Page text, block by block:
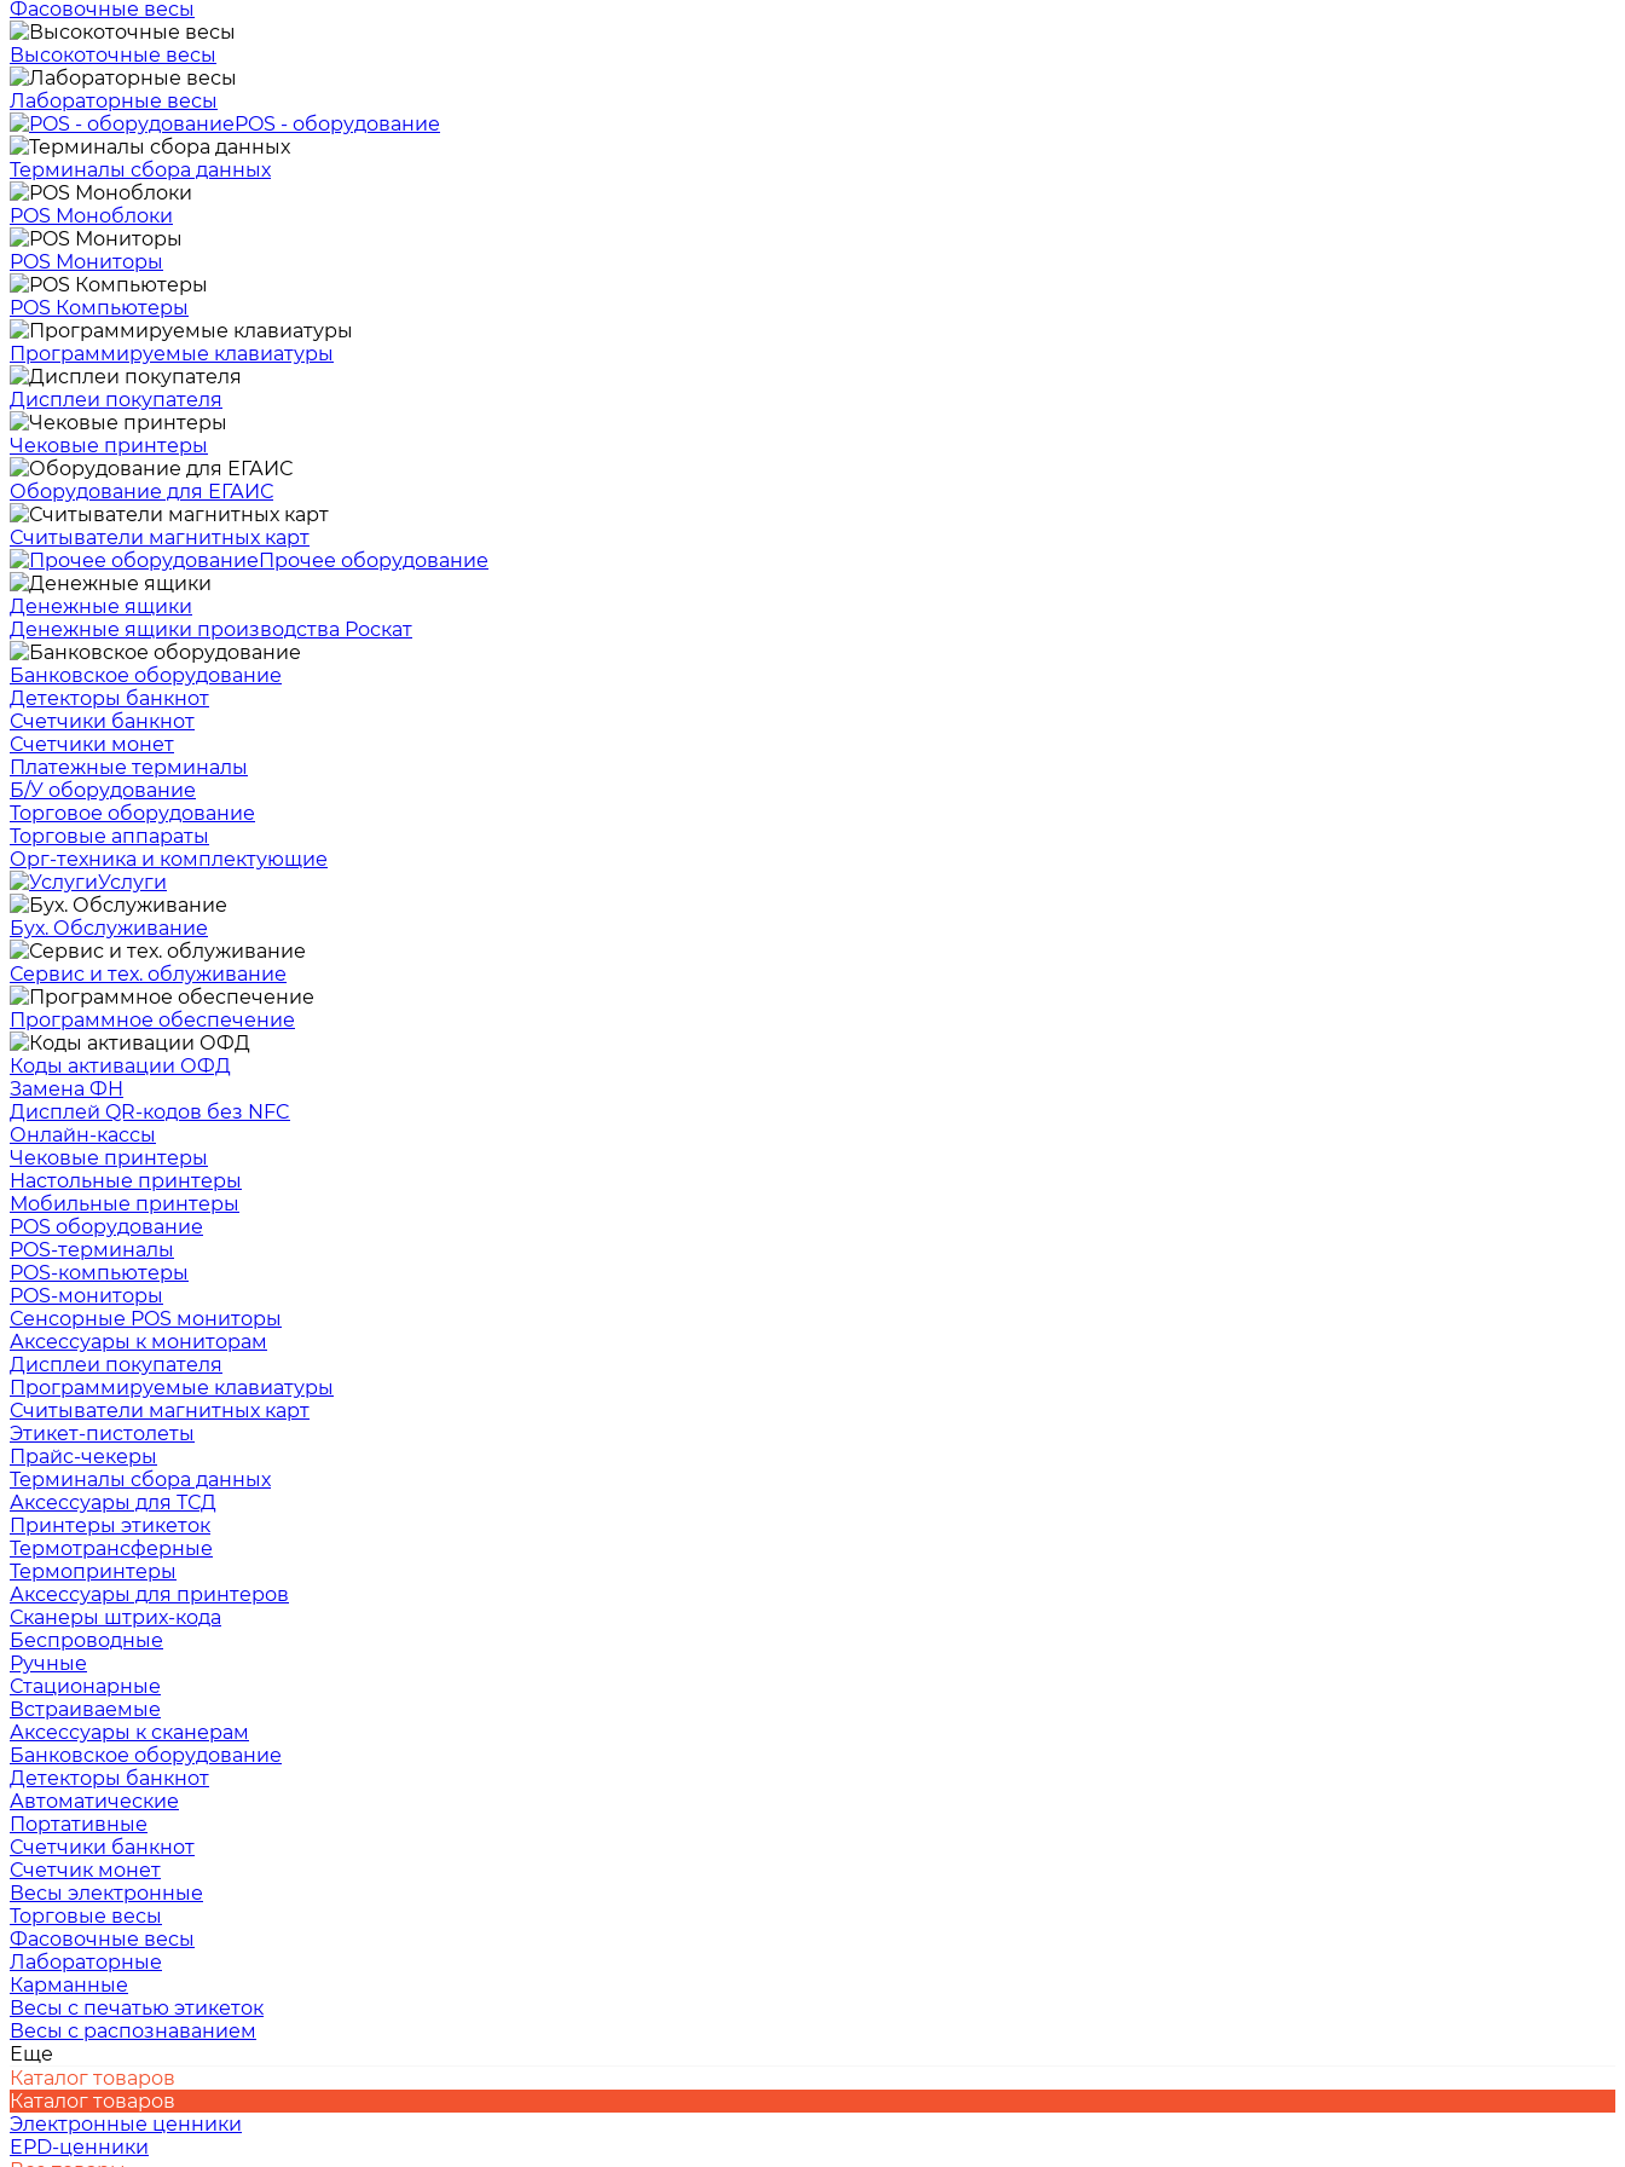
Фасовочные весы
Высокоточные весы
Лабораторные весы
POS - оборудование
Терминалы сбора данных
POS Моноблоки
POS Мониторы
POS Компьютеры
Программируемые клавиатуры
Дисплеи покупателя
Чековые принтеры
Оборудование для ЕГАИС
Считыватели магнитных карт
Прочее оборудование
Денежные ящики
Денежные ящики производства Роскат
Банковское оборудование
Детекторы банкнот
Счетчики банкнот
Счетчики монет
Платежные терминалы
Б/У оборудование
Торговое оборудование
Торговые аппараты
Орг-техника и комплектующие
Услуги
Бух. Обслуживание
Сервис и тех. облуживание
Программное обеспечение
Коды активации ОФД
Замена ФН
Дисплей QR-кодов без NFC
Онлайн-кассы
Чековые принтеры
Настольные принтеры
Мобильные принтеры
POS оборудование
POS-терминалы
POS-компьютеры
POS-мониторы
Сенсорные POS мониторы
Аксессуары к мониторам
Дисплеи покупателя
Программируемые клавиатуры
Считыватели магнитных карт
Этикет-пистолеты
Прайс-чекеры
Терминалы сбора данных
Аксессуары для ТСД
Принтеры этикеток
Термотрансферные
Термопринтеры
Аксессуары для принтеров
Сканеры штрих-кода
Беспроводные
Ручные
Стационарные
Встраиваемые
Аксессуары к сканерам
Банковское оборудование
Детекторы банкнот
Автоматические
Портативные
Счетчики банкнот
Счетчик монет
Весы электронные
Торговые весы
Фасовочные весы
Лабораторные
Карманные
Весы с печатью этикеток
Весы с распознаванием
Еще
Каталог товаров
Каталог товаров
Электронные ценники
EPD-ценники